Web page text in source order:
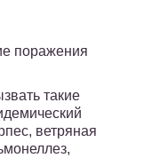
поражения
такие
ветряная